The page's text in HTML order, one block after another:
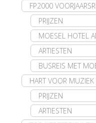
FP2000
PRIJZEN
MOESEL HOTEL
ARTIESTEN
BUSREIS MET
HART VOOR
PRIJZEN
ARTIESTEN